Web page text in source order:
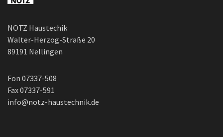
NOTZ Haustechik
Walter-Herzog-Straße 20
89191 Nellingen
Fon 07337-508
Fax 07337-591
info@notz-haustechnik.de